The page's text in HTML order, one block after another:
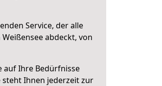
Service, der alle
abdeckt, von
auf Ihre Bedürfnisse
Ihnen jederzeit zur